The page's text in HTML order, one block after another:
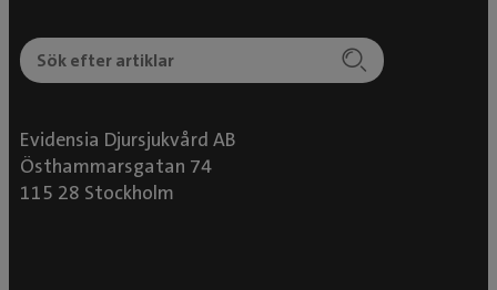
Evidensia Djursjukvård AB
Östhammarsgatan 74
115 28 Stockholm